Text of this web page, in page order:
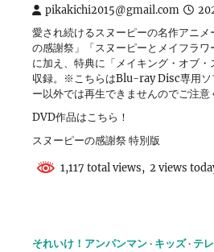
pikakichi2015@gmail.com
愛され続けるスヌーピーの名作アニ
の感謝祭」「スヌーピーとメイフラ
に加え、特典に「メイキング・オブ
収録。※こちらはBlu-ray Disc専用ソ
ー以外では再生できませんのでご注意
DVD作品はこちら！
スヌーピーの感謝祭 特別版
1,117 total views, 2 views
それいけ！アンパンマン キッズ テ